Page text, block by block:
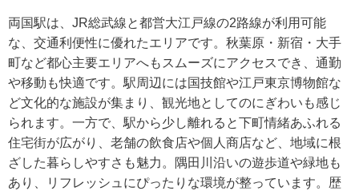
両国駅は、JR総武線と都営大江戸線の2路線が利用可能
な、交通利便性に優れたエリアです。秋葉原・新宿・大手
町など都心主要エリアへもスムーズにアクセスでき、通勤
や移動も快適です。駅周辺には国技館や江戸東京博物館な
ど文化的な施設が集まり、観光地としてのにぎわいも感じ
られます。一方で、駅から少し離れると下町情緒あふれる
住宅街が広がり、老舗の飲食店や個人商店など、地域に根
ざした暮らしやすさも魅力。隅田川沿いの遊歩道や緑地も
あり、リフレッシュにぴったりな環境が整っています。歴